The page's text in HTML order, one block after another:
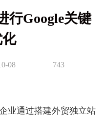
行Google关键
08 743
通过搭建外贸独立站